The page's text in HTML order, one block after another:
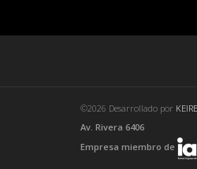
©2026 Desarrollado por
Av. Rivera 6406
Empresa miembro de